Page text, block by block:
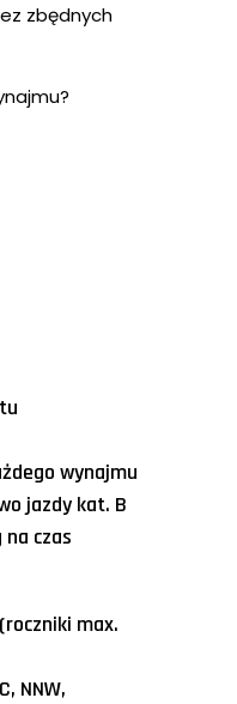
zbędnych
wynajmu
jazdy kat. B
czas
max.
NNW,